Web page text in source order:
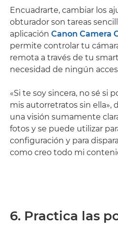
Encuadrarte, cambiar los
obturador son tareas
aplicación Canon Camera
permite controlar tu
remota a través de tu
necesidad de ningún
«Si te soy sincera, no sé si
mis autorretratos sin ella»,
una visión sumamente
fotos y se puede utilizar
configuración y para
como creo todo mi
6. Practica las